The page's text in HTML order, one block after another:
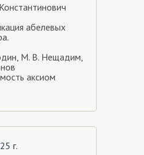
абелевых
М. В. Нещадим,
аксиом
г.